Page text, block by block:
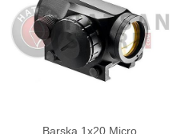
Barska 1x20 Micro